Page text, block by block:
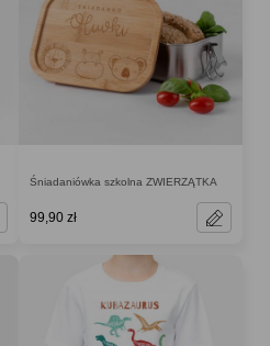
Śniadaniówka szkolna ZWIERZĄTKA
99,90 zł